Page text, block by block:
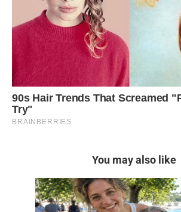
You may also like